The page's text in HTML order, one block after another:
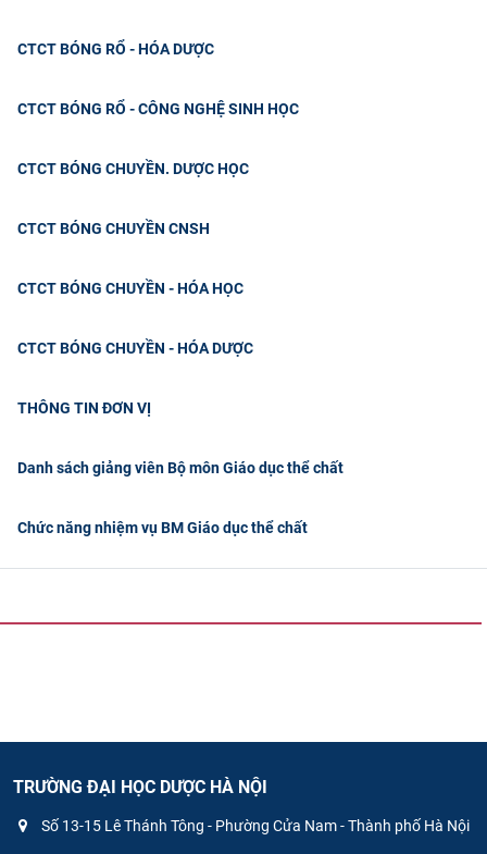
CTCT BÓNG RỔ - HÓA DƯỢC
CTCT BÓNG RỔ - CÔNG NGHỆ SINH HỌC
CTCT BÓNG CHUYỀN. DƯỢC HỌC
CTCT BÓNG CHUYỀN CNSH
CTCT BÓNG CHUYỀN - HÓA HỌC
CTCT BÓNG CHUYỀN - HÓA DƯỢC
THÔNG TIN ĐƠN VỊ
Danh sách giảng viên Bộ môn Giáo dục thể chất
​Chức năng nhiệm vụ BM Giáo dục thể chất
TRƯỜNG ĐẠI HỌC DƯỢC HÀ NỘI
Số 13-15 Lê Thánh Tông - Phường Cửa Nam - Thành phố Hà Nội